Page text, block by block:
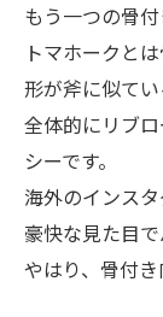
もう一つの骨
トマホークと
形が斧に似てい
全体的にリブ
シーです。
海外のインスタ
豪快な見た目
やはり、骨付